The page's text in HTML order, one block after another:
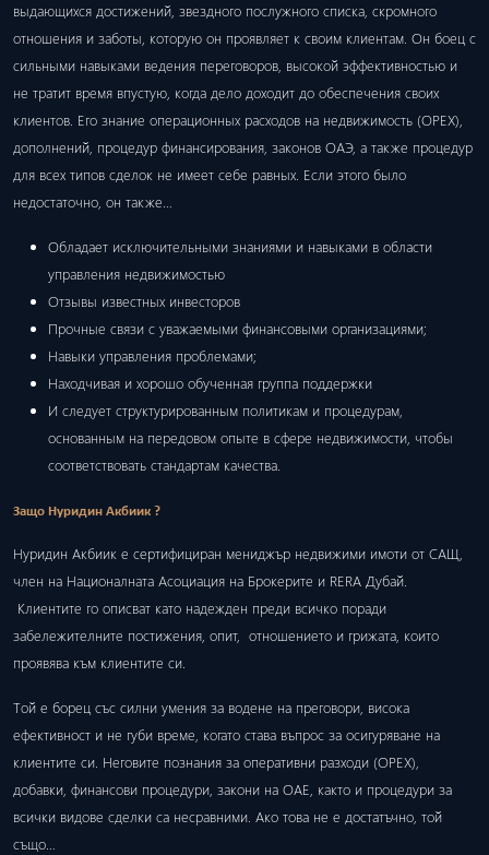
выдающихся достижений, звездного послужного списка, скромного
отношения и заботы, которую он проявляет к своим клиентам. Он боец ​​с
сильными навыками ведения переговоров, высокой эффективностью и
не тратит время впустую, когда дело доходит до обеспечения своих
клиентов. Его знание операционных расходов на недвижимость (OPEX),
дополнений, процедур финансирования, законов ОАЭ, а также процедур
для всех типов сделок не имеет себе равных. Если этого было
недостаточно, он также…
Обладает исключительными знаниями и навыками в области
управления недвижимостью
Отзывы известных инвесторов
Прочные связи с уважаемыми финансовыми организациями;
Навыки управления проблемами;
Находчивая и хорошо обученная группа поддержки
И следует структурированным политикам и процедурам,
основанным на передовом опыте в сфере недвижимости, чтобы
соответствовать стандартам качества.
Защо Нуридин Акбиик ?
Нуридин Акбиик е сертифициран мениджър недвижими имоти от САЩ,
член на Националната Асоциация на Брокерите и RERA Дубай.
Клиентите го описват като надежден преди всичко поради
забележителните постижения, опит, отношението и грижата, които
проявява към клиентите си.
Той е борец със силни умения за водене на преговори, висока
ефективност и не губи време, когато става въпрос за осигуряване на
клиентите си. Неговите познания за оперативни разходи (ОРЕХ),
добавки, финансови процедури, закони на ОАЕ, както и процедури за
всички видове сделки са несравними. Ако това не е достатъчно, той
също…